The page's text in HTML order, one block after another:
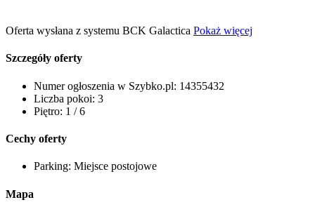
Oferta wysłana z systemu BCK Galactica Pokaż więcej
Szczegóły oferty
Numer ogłoszenia w Szybko.pl: 14355432
Liczba pokoi: 3
Piętro: 1 / 6
Cechy oferty
Parking: Miejsce postojowe
Mapa